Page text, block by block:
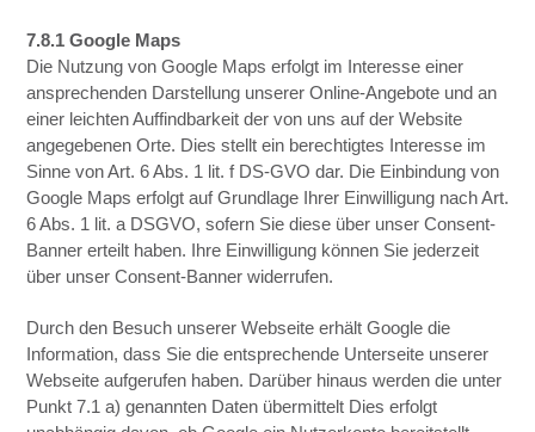
7.8.1 Google Maps
Die Nutzung von Google Maps erfolgt im Interesse einer
ansprechenden Darstellung unserer Online-Angebote und an
einer leichten Auffindbarkeit der von uns auf der Website
angegebenen Orte. Dies stellt ein berechtigtes Interesse im
Sinne von Art. 6 Abs. 1 lit. f DS-GVO dar. Die Einbindung von
Google Maps erfolgt auf Grundlage Ihrer Einwilligung nach Art.
6 Abs. 1 lit. a DSGVO, sofern Sie diese über unser Consent-
Banner erteilt haben. Ihre Einwilligung können Sie jederzeit
über unser Consent-Banner widerrufen.
Durch den Besuch unserer Webseite erhält Google die
Information, dass Sie die entsprechende Unterseite unserer
Webseite aufgerufen haben. Darüber hinaus werden die unter
Punkt 7.1 a) genannten Daten übermittelt Dies erfolgt